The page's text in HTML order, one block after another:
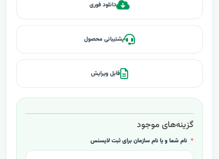
دانلود فوری
پشتیبانی محصول
قابل ویرایش
گزینه‌های موجود
نام شما و یا نام سازمان برای ثبت لایسنس